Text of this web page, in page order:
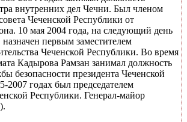
внутренних дел Чечни. Был членом
Чеченской Республики от
10 мая 2004 года, на следующий день
первым заместителем
Чеченской Республики. Во время
Кадырова Рамзан занимал должность
безопасности президента Чеченской
2007 годах был председателем
Республики. Генерал-майор